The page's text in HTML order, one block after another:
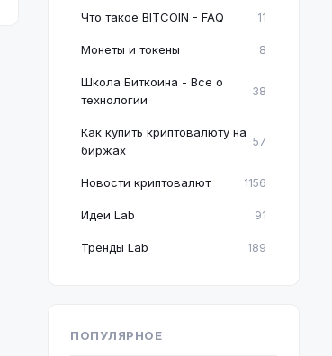
Что такое BITCOIN - FAQ 11
Монеты и токены 8
Школа Биткоина - Все о
технологии
38
Как купить криптовалюту на
биржах
57
Новости криптовалют 1156
Идеи Lab 91
Тренды Lab 189
ПОПУЛЯРНОЕ